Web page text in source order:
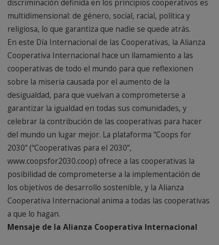
discriminación definida en los principios cooperativos es
multidimensional: de género, social, racial, política y
religiosa, lo que garantiza que nadie se quede atrás.
En este Día Internacional de las Cooperativas, la Alianza
Cooperativa Internacional hace un llamamiento a las
cooperativas de todo el mundo para que reflexionen
sobre la miseria causada por el aumento de la
desigualdad, para que vuelvan a comprometerse a
garantizar la igualdad en todas sus comunidades, y
celebrar la contribución de las cooperativas para hacer
del mundo un lugar mejor. La plataforma “Coops for
2030” (“Cooperativas para el 2030”,
www.coopsfor2030.coop) ofrece a las cooperativas la
posibilidad de comprometerse a la implementación de
los objetivos de desarrollo sostenible, y la Alianza
Cooperativa Internacional anima a todas las cooperativas
a que lo hagan.
Mensaje de la Alianza Cooperativa Internacional